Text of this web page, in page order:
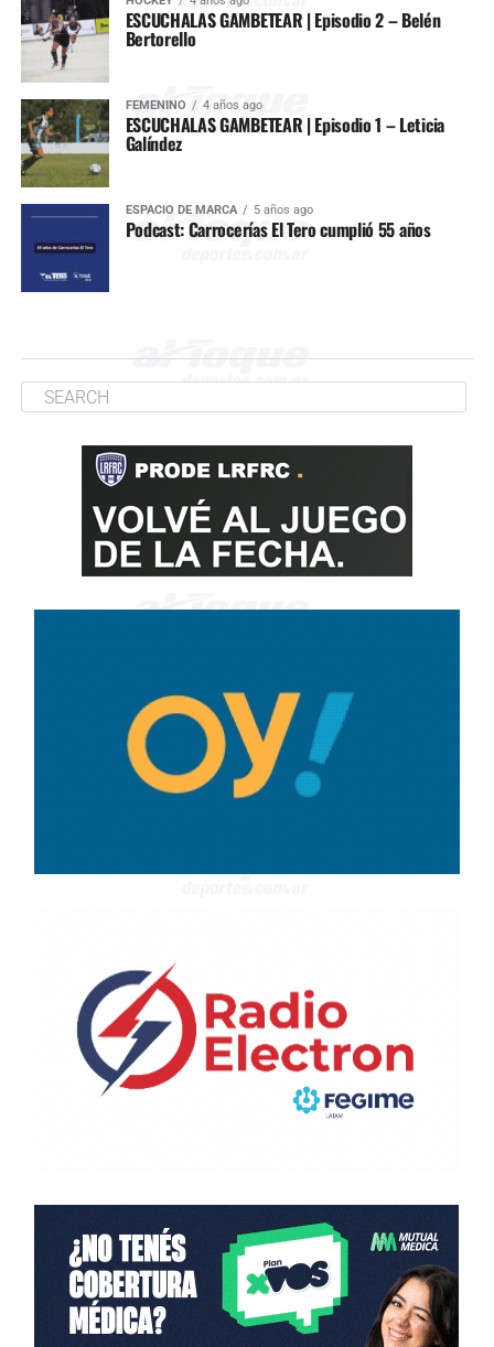
ESCUCHALAS GAMBETEAR | Episodio 2 – Belén
Bertorello
FEMENINO 4 años ago
ESCUCHALAS GAMBETEAR | Episodio 1 – Leticia
Galíndez
ESPACIO DE MARCA 5 años ago
Podcast: Carrocerías El Tero cumplió 55 años